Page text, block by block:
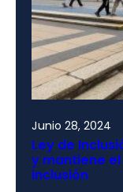
Junio 28, 2024
Ley de
y mantiene
inclusión